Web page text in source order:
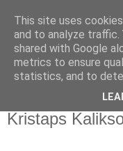
Kristaps
This site uses
and to analyze traffic.
shared with Google
metrics to ensure
statistics, and to